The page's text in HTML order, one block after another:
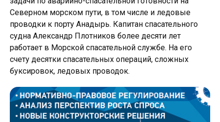
Северном морском пути, в том числе и ледовые
проводки к порту Анадырь. Капитан спасательного
судна Александр Плотников более десяти лет
работает в Морской спасательной службе. На его
счету десятки спасательных операций, сложных
буксировок, ледовых проводок.